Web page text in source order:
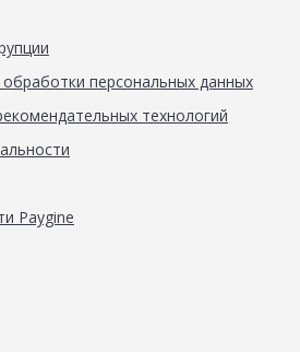
персональных данных
технологий
Paygine